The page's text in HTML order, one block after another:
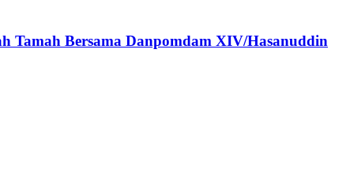
Tamah Bersama Danpomdam XIV/Hasanuddin